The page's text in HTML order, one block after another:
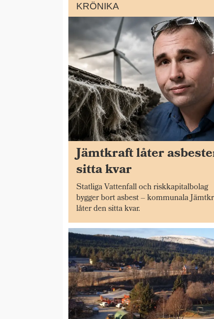
KRÖNIKA
Jämtkraft låter
sitta kvar
Statliga Vattenfall och riskkapitalbolag
bygger bort asbest – kommunala
låter den sitta kvar.